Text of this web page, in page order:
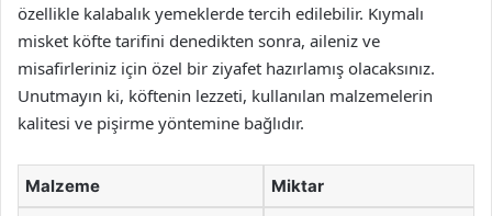
özellikle kalabalık yemeklerde tercih edilebilir. Kıymalı
misket köfte tarifini denedikten sonra, aileniz ve
misafirleriniz için özel bir ziyafet hazırlamış olacaksınız.
Unutmayın ki, köftenin lezzeti, kullanılan malzemelerin
kalitesi ve pişirme yöntemine bağlıdır.
Malzeme Miktar